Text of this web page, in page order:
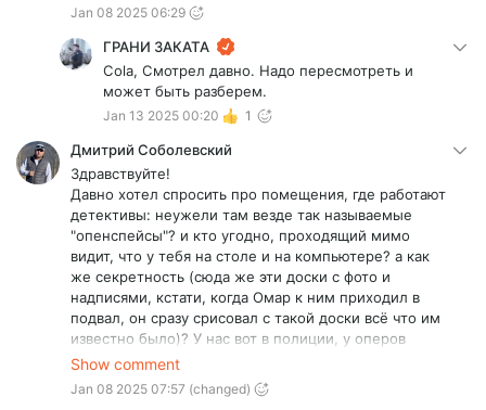
Jan 08 2025 06:29
ГРАНИ ЗАКАТА
Cola, Смотрел давно. Надо пересмотреть и
может быть разберем.
Jan 13 2025 00:20 1
Дмитрий Соболевский
Здравствуйте!
Давно хотел спросить про помещения, где работают
детективы: неужели там везде так называемые
"опенспейсы"? и кто угодно, проходящий мимо
видит, что у тебя на столе и на компьютере? а как
же секретность (сюда же эти доски с фото и
надписями, кстати, когда Омар к ним приходил в
подвал, он сразу срисовал с такой доски всё что им
известно было)? У нас вот в полиции, у оперов
например, так там такая секретность, что ты просто
так в кабинет не попадёшь даже, а там(в кабинете) у
каждого свой сейф(а тут даже ящики в столах на
Show comment
Jan 08 2025 07:57 (changed)